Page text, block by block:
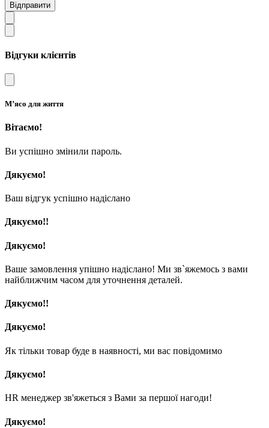
Відправити
Відгуки клієнтів
М’ясо для життя
Вітаємо!
Ви успішно змінили пароль.
Дякуємо!
Ваш відгук успішно надіслано
Дякуємо!!
Дякуємо!
Ваше замовлення упішно надіслано! Ми зв`яжемось з вами
найближчим часом для уточнення деталей.
Дякуємо!!
Дякуємо!
Як тільки товар буде в наявності, ми вас повідомимо
Дякуємо!
HR менеджер зв'яжеться з Вами за першої нагоди!
Дякуємо!